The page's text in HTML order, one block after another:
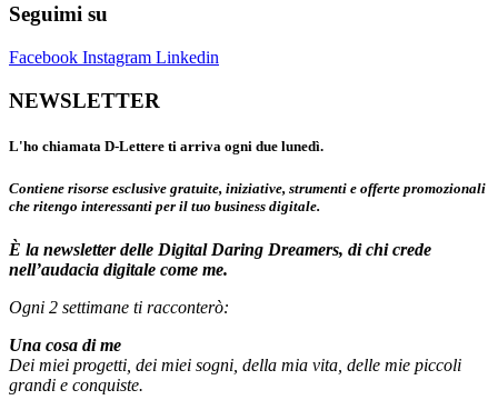
Seguimi su
Facebook Instagram Linkedin
NEWSLETTER
L'ho chiamata D-Lettere ti arriva ogni due lunedì.
Contiene risorse esclusive gratuite, iniziative, strumenti e offerte promozionali
che ritengo interessanti per il tuo business digitale.
È la newsletter delle Digital Daring Dreamers, di chi crede
nell’audacia digitale come me.
Ogni 2 settimane ti racconterò:
Una cosa di me
Dei miei progetti, dei miei sogni, della mia vita, delle mie piccoli
grandi e conquiste.